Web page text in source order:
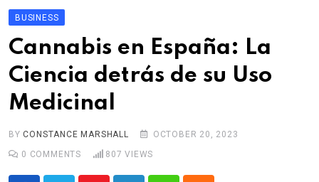
LifeStyle
Fashion
Business
Write For Us
BUSINESS
Cannabis en España: La
Ciencia detrás de su Uso
Medicinal
BY CONSTANCE MARSHALL
OCTOBER 20, 2023
0 COMMENTS 807 VIEWS